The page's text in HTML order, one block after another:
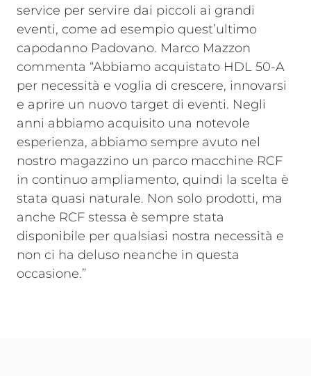
service per servire dai piccoli ai grandi
eventi, come ad esempio quest’ultimo
capodanno Padovano. Marco Mazzon
commenta “Abbiamo acquistato HDL 50-A
per necessità e voglia di crescere, innovarsi
e aprire un nuovo target di eventi. Negli
anni abbiamo acquisito una notevole
esperienza, abbiamo sempre avuto nel
nostro magazzino un parco macchine RCF
in continuo ampliamento, quindi la scelta è
stata quasi naturale. Non solo prodotti, ma
anche RCF stessa è sempre stata
disponibile per qualsiasi nostra necessità e
non ci ha deluso neanche in questa
occasione.”